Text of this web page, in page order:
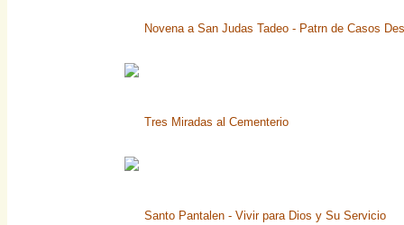
Novena a San Judas Tadeo - Patrn de Casos
Tres Miradas al Cementerio
Santo Pantalen - Vivir para Dios y Su Servicio